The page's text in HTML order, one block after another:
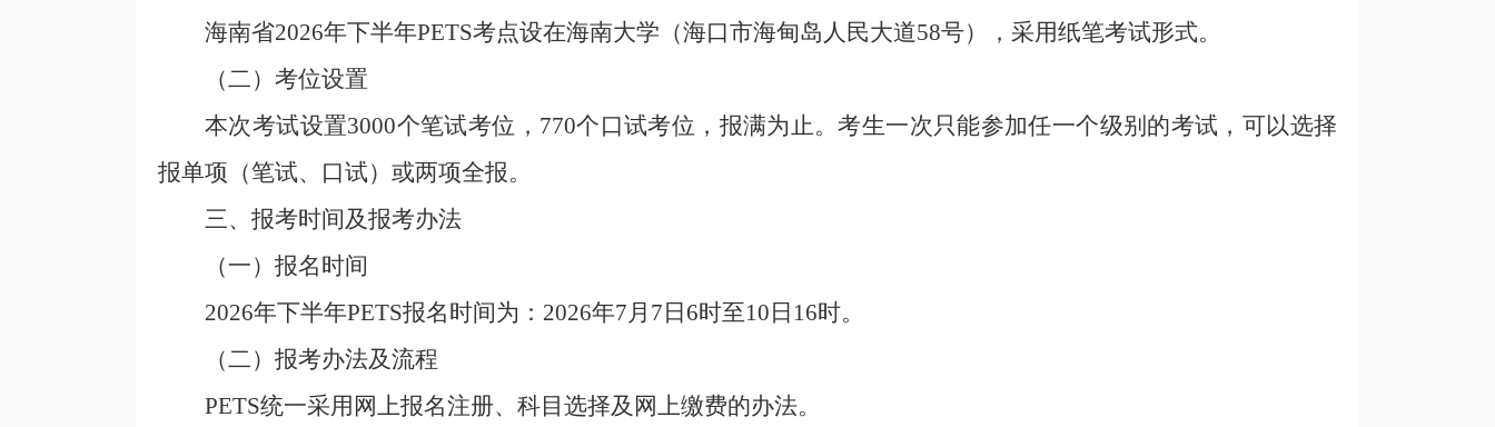
海南省2026年下半年PETS考点设在海南大学（海口市海甸岛人民大道58号） ， 采用纸笔考试形式。
（二）考位设置
本次考试设置3000个笔试考位，770个口试考位，报满为止。考生一次只能参加任一个级别的考试，可以选择
报单项（笔试、口试）或两项全报。
三、报考时间及报考办法
（一）报名时间
2026年下半年PETS报名时间为：2026年7月7日6时至10日16时。
（二）报考办法及流程
PETS统一采用网上报名注册、科目选择及 网上缴费的办法。